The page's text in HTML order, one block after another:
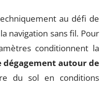
au défi de
navigation sans fil. Pour
conditionnent la
dégagement autour de
du sol en conditions